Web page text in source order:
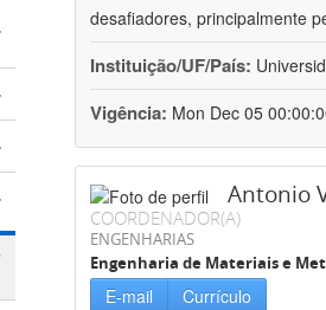
desafiadores, principalmente
Instituição/UF/País:
Vigência: Mon Dec 05
Antonio
COORDENADOR(A)
ENGENHARIAS
Engenharia de Materiais e
E-mail Currículo